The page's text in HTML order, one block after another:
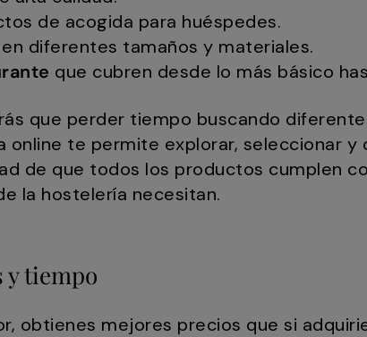
de acogida para huéspedes.
en diferentes tamaños y materiales.
que cubren desde lo más básico
que perder tiempo buscando
online te permite explorar, seleccionar y
de que todos los productos cumplen
la hostelería necesitan.
y tiempo
obtienes mejores precios que si